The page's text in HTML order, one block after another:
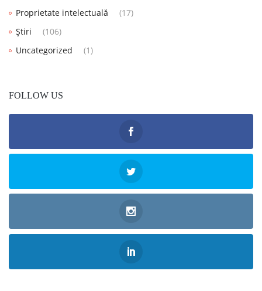
Proprietate intelectuală
(17)
Știri
(106)
Uncategorized
(1)
FOLLOW US